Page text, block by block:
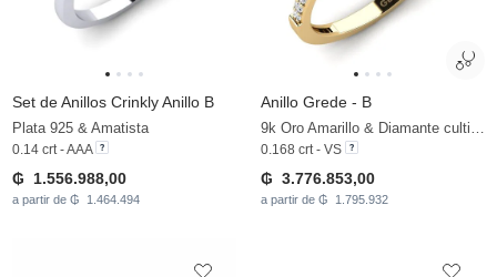
Set de Anillos Crinkly Anillo B
Plata 925 & Amatista
0.14 crt - AAA
₲ 1.556.988,00
a partir de ₲ 1.464.494
Anillo Grede - B
9k Oro Amarillo & Diamante cultivado en laboratorio
0.168 crt - VS
₲ 3.776.853,00
a partir de ₲ 1.795.932